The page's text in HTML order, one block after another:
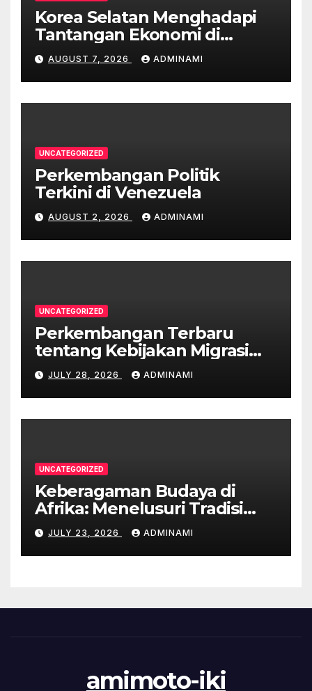
Korea Selatan Menghadapi
Tantangan Ekonomi di
Tengah Krisis Global
AUGUST 7, 2026 ADMINAMI
UNCATEGORIZED
Perkembangan Politik
Terkini di Venezuela
AUGUST 2, 2026 ADMINAMI
UNCATEGORIZED
Perkembangan Terbaru
tentang Kebijakan Migrasi
Australia
JULY 28, 2026 ADMINAMI
UNCATEGORIZED
Keberagaman Budaya di
Afrika: Menelusuri Tradisi
yang Unik
JULY 23, 2026 ADMINAMI
amimoto-iki